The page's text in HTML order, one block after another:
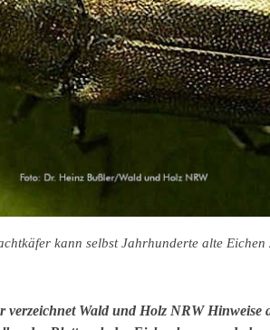
kann selbst Jahrhunderte alte Eichen
verzeichnet Wald und Holz NRW